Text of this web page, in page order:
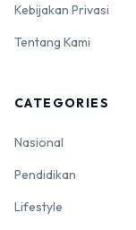
Kebijakan Privasi
Tentang Kami
CATEGORIES
Nasional
Pendidikan
Lifestyle